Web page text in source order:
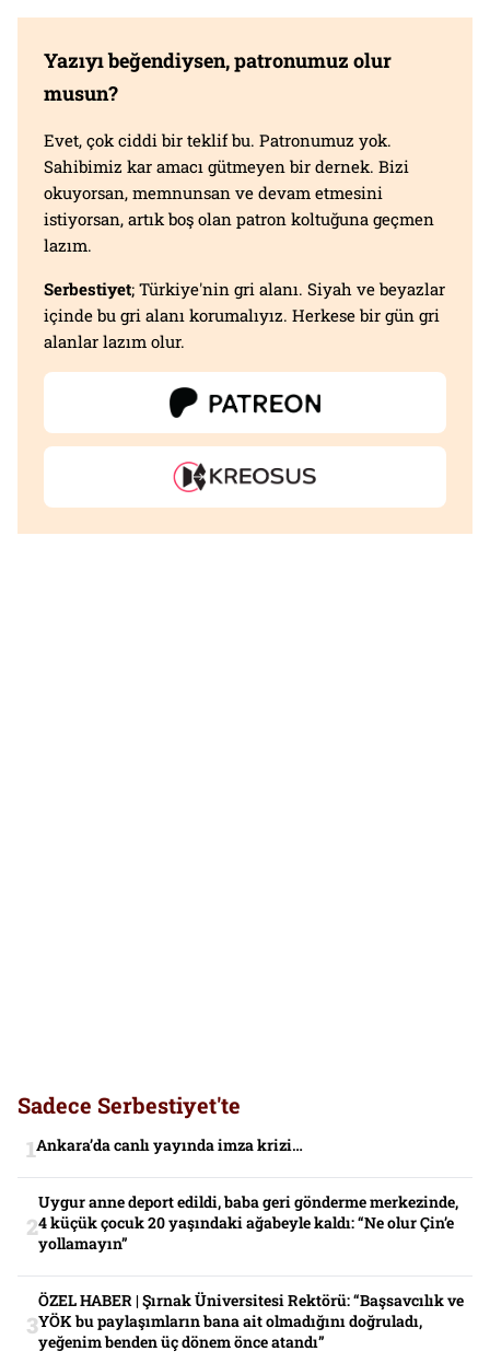
Yazıyı beğendiysen, patronumuz olur
musun?
Evet, çok ciddi bir teklif bu. Patronumuz yok.
Sahibimiz kar amacı gütmeyen bir dernek. Bizi
okuyorsan, memnunsan ve devam etmesini
istiyorsan, artık boş olan patron koltuğuna geçmen
lazım.
Serbestiyet; Türkiye'nin gri alanı. Siyah ve beyazlar
içinde bu gri alanı korumalıyız. Herkese bir gün gri
alanlar lazım olur.
Sadece Serbestiyet'te
Ankara’da canlı yayında imza krizi…
Uygur anne deport edildi, baba geri gönderme merkezinde,
4 küçük çocuk 20 yaşındaki ağabeyle kaldı: “Ne olur Çin’e
yollamayın”
ÖZEL HABER | Şırnak Üniversitesi Rektörü: “Başsavcılık ve
YÖK bu paylaşımların bana ait olmadığını doğruladı,
yeğenim benden üç dönem önce atandı”